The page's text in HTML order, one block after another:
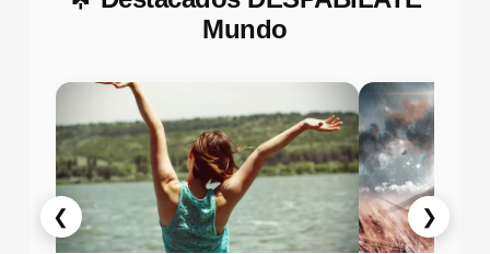
Mundo
❮ ❯